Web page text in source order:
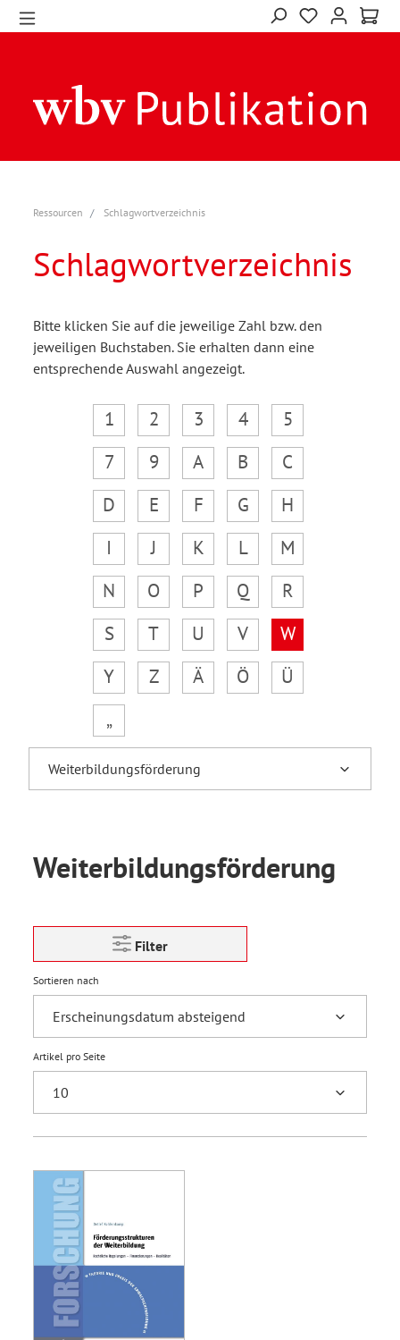
Ressourcen Schlagwortverzeichnis
Schlagwortverzeichnis
Bitte klicken Sie auf die jeweilige Zahl bzw. den
jeweiligen Buchstaben. Sie erhalten dann eine
entsprechende Auswahl angezeigt.
1 2 3 4
5
7
9 A B
C
D
E F G
H
I
J K L
M
N
O P Q
R
S
T U V
W
Y
Z Ä Ö
Ü
„
Weiterbildungsförderung
Filter
Sortieren nach
Artikel pro Seite